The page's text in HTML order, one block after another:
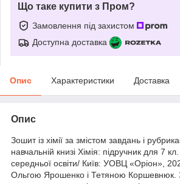
Що таке купити з Пром?
Замовлення під захистом
Доступна доставка
Опис Характеристики Доставка
Опис
Зошит із хімії за змістом завдань і
навчальній книзі Хімія: підручник для 7
середньої освіти/ Київ: УОВЦ «Оріон»,
Ольгою Ярошенко і Тетяною Коршевнюк.